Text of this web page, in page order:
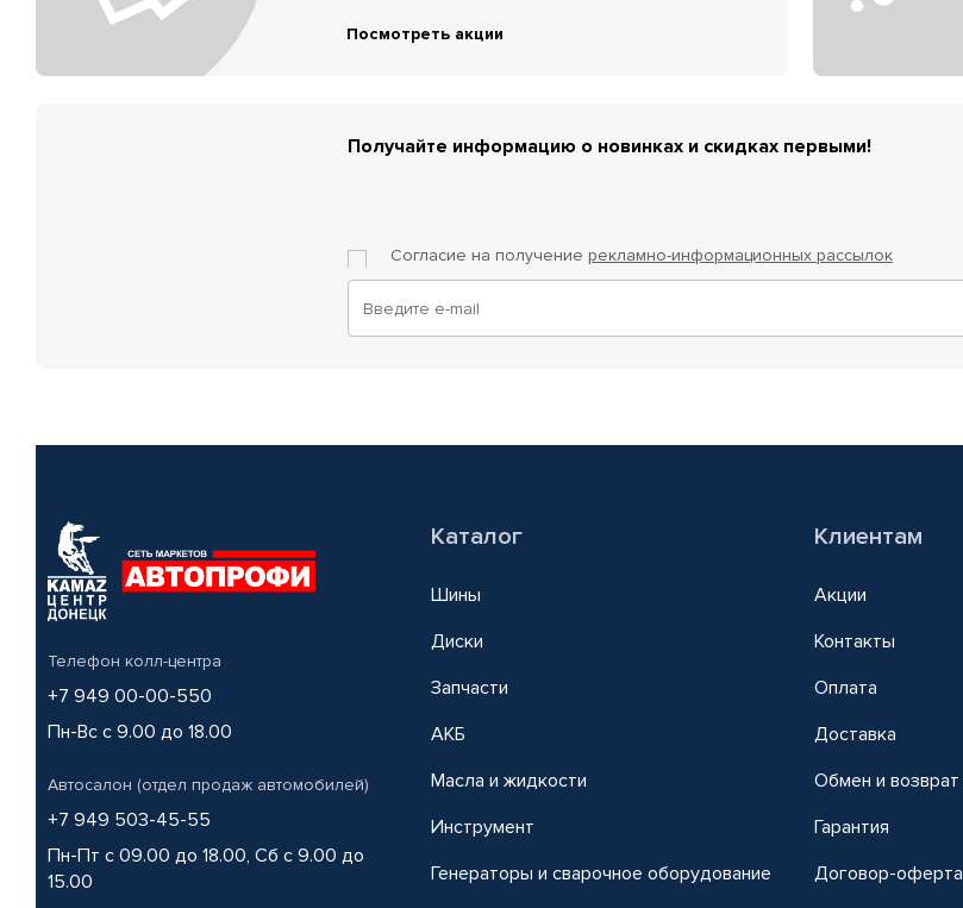
Посмотреть акции
Получайте информацию о новинках и скидках первыми!
Согласие на получение рекламно-информационных рассылок
Телефон колл-центра
+7 949 00-00-550
Пн-Вс с 9.00 до 18.00
Автосалон (отдел продаж автомобилей)
+7 949 503-45-55
Пн-Пт с 09.00 до 18.00, Сб с 9.00 до
15.00
Каталог
Шины
Диски
Запчасти
АКБ
Масла и жидкости
Инструмент
Генераторы и сварочное оборудование
Клиентам
Акции
Контакты
Оплата
Доставка
Обмен и возврат
Гарантия
Договор-оферта